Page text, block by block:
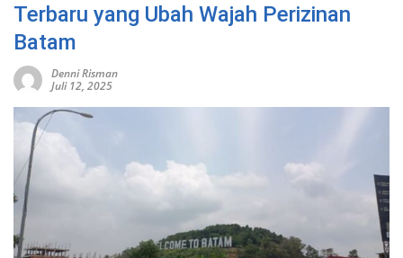
Terbaru yang Ubah Wajah Perizinan
Batam
Denni Risman
Juli 12, 2025